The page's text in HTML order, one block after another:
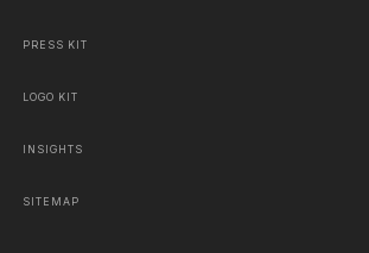
PRESS KIT
LOGO KIT
INSIGHTS
SITEMAP